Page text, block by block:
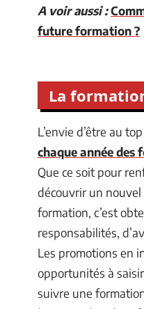
A voir aussi :
future formation ?
La
L’envie d’être au
chaque année des
Que ce soit pour
découvrir un
formation, c’est
responsabilités,
Les promotions en
opportunités à saisir
suivre une